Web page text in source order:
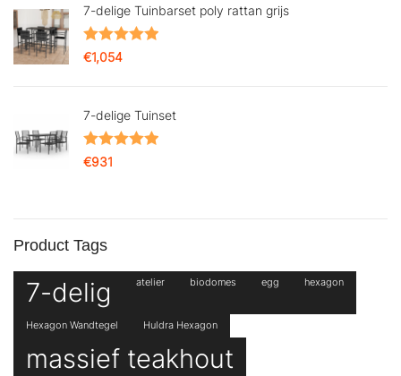
7-delige Tuinbarset poly rattan grijs
Gewaardeerd
€1,054
7-delige Tuinset
Gewaardeerd
€931
Product Tags
7-delig atelier biodomes egg hexagon
Hexagon Wandtegel Huldra Hexagon
massief teakhout